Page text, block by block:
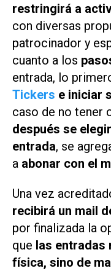
restringirá a
con diversas
patrocinador y
cuanto a los
entrada, lo
Tickers e iniciar
caso de no tener
después se
entrada, se
a abonar con el
Una vez
recibirá un mail
por finalizada la
que las entradas
física, sino de